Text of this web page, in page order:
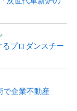
プロダンスチー
で企業不動産